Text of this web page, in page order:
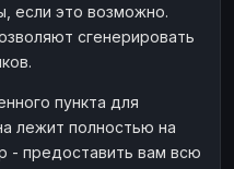
если это возможно.
сгенерировать
пункта для
лежит полностью на
- предоставить вам всю